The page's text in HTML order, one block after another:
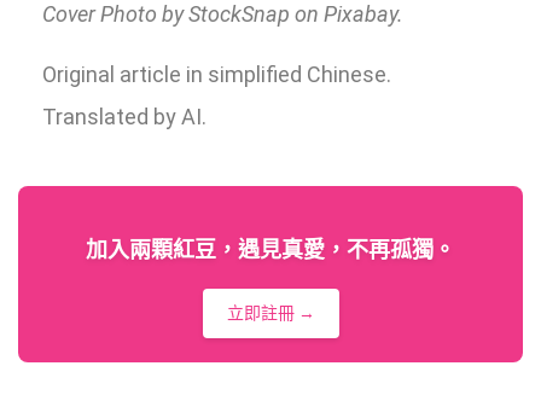
Cover Photo by StockSnap on Pixabay.
Original article in simplified Chinese.
Translated by AI.
加入兩顆紅豆，遇見真愛，不再孤獨。
立即註冊 →